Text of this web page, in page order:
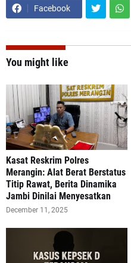
Facebook
You might like
Kasat Reskrim Polres
Merangin: Alat Berat Berstatus
Titip Rawat, Berita Dinamika
Jambi Dinilai Menyesatkan
December 11, 2025